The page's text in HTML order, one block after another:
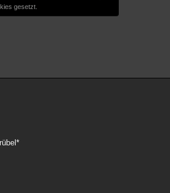
gesetzt.